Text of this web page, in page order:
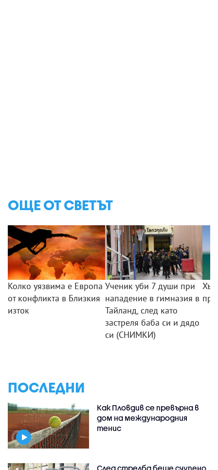
ОЩЕ ОТ СВЕТЪТ
Колко уязвима е Европа
от конфликта в Близкия
изток
Ученик уби 7 души при
нападение в гимназия в
Тайланд, след като
застреля баба си и дядо
си (СНИМКИ)
ПОСЛЕДНИ
Как Пловдив се превърна в
дом на международния
тенис
След стрелба беше счупено